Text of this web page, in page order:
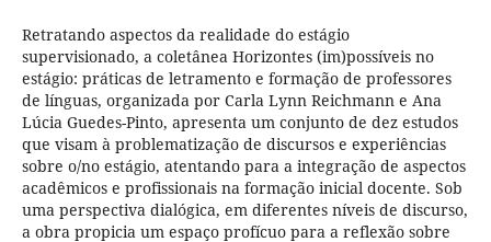
Retratando aspectos da realidade do estágio
supervisionado, a coletânea Horizontes (im)possíveis no
estágio: práticas de letramento e formação de professores
de línguas, organizada por Carla Lynn Reichmann e Ana
Lúcia Guedes-Pinto, apresenta um conjunto de dez estudos
que visam à problematização de discursos e experiências
sobre o/no estágio, atentando para a integração de aspectos
acadêmicos e profissionais na formação inicial docente. Sob
uma perspectiva dialógica, em diferentes níveis de discurso,
a obra propicia um espaço profícuo para a reflexão sobre